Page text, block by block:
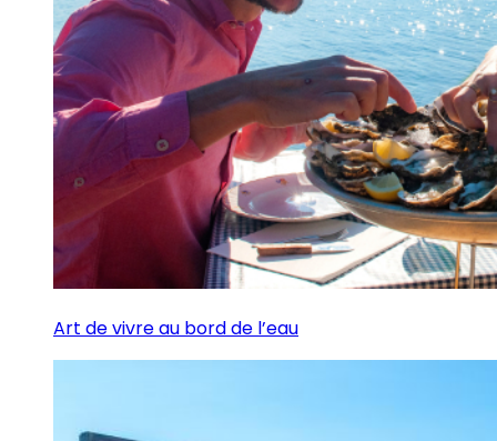
Art de vivre au bord de l’eau